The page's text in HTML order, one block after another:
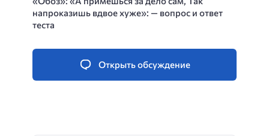
напроказишь вдвое хуже»: — вопрос и ответ
теста
Открыть обсуждение